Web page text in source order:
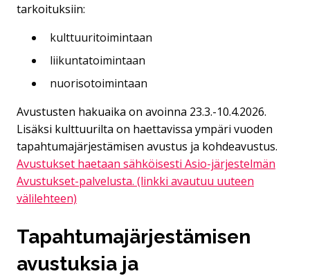
tarkoituksiin:
kulttuuritoimintaan
liikuntatoimintaan
nuorisotoimintaan
Avustusten hakuaika on avoinna 23.3.-10.4.2026.
Lisäksi kulttuurilta on haettavissa ympäri vuoden
tapahtumajärjestämisen avustus ja kohdeavustus.
Avustukset haetaan sähköisesti Asio-järjestelmän
Avustukset-palvelusta. (linkki avautuu uuteen
välilehteen)
Tapahtumajärjestämisen
avustuksia ja